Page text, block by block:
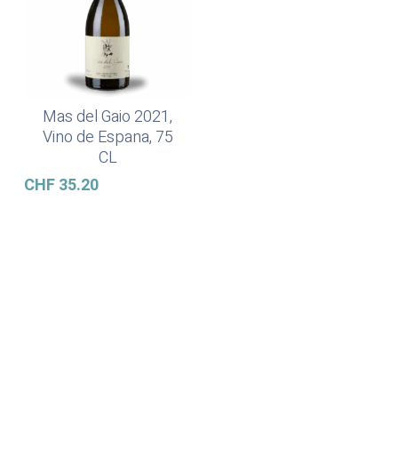
Weiterlesen
Mas del Gaio 2021,
Vino de Espana, 75
CL
CHF35.20